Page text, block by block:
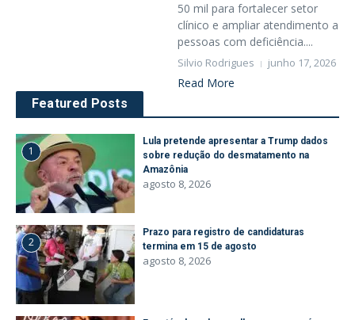
50 mil para fortalecer setor
clínico e ampliar atendimento a
pessoas com deficiência....
Silvio Rodrigues junho 17, 2026
Read More
Featured Posts
1
Lula pretende apresentar a Trump dados
sobre redução do desmatamento na
Amazônia
agosto 8, 2026
2
Prazo para registro de candidaturas
termina em 15 de agosto
agosto 8, 2026